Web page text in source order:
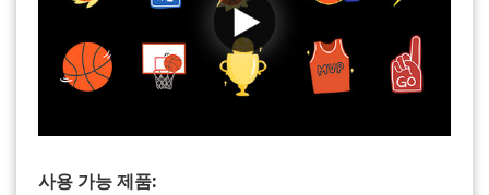
사용 가능 제품: